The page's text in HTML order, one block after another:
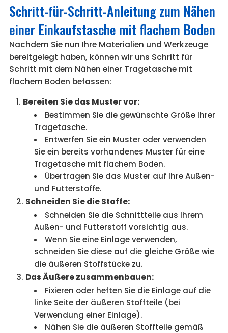
Schritt-für-Schritt-Anleitung zum Nähen
einer Einkaufstasche mit flachem Boden
Nachdem Sie nun Ihre Materialien und Werkzeuge
bereitgelegt haben, können wir uns Schritt für
Schritt mit dem Nähen einer Tragetasche mit
flachem Boden befassen:
Bereiten Sie das Muster vor:
Bestimmen Sie die gewünschte Größe Ihrer
Tragetasche.
Entwerfen Sie ein Muster oder verwenden
Sie ein bereits vorhandenes Muster für eine
Tragetasche mit flachem Boden.
Übertragen Sie das Muster auf Ihre Außen-
und Futterstoffe.
Schneiden Sie die Stoffe:
Schneiden Sie die Schnittteile aus Ihrem
Außen- und Futterstoff vorsichtig aus.
Wenn Sie eine Einlage verwenden,
schneiden Sie diese auf die gleiche Größe wie
die äußeren Stoffstücke zu.
Das Äußere zusammenbauen:
Fixieren oder heften Sie die Einlage auf die
linke Seite der äußeren Stoffteile (bei
Verwendung einer Einlage).
Nähen Sie die äußeren Stoffteile gemäß